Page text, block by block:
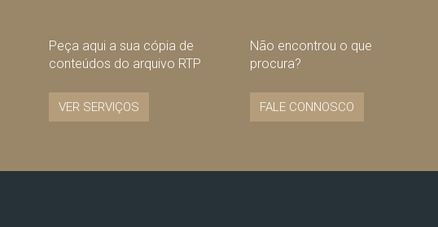
Peça aqui a sua cópia de
conteúdos do arquivo RTP
VER SERVIÇOS
Não encontrou o que
procura?
FALE CONNOSCO